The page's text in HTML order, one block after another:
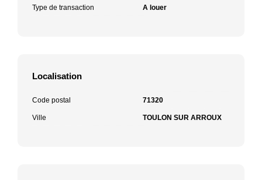
Type de transaction A louer
Localisation
Code postal 71320
Ville TOULON SUR ARROUX